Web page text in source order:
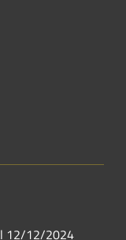
12/12/2024